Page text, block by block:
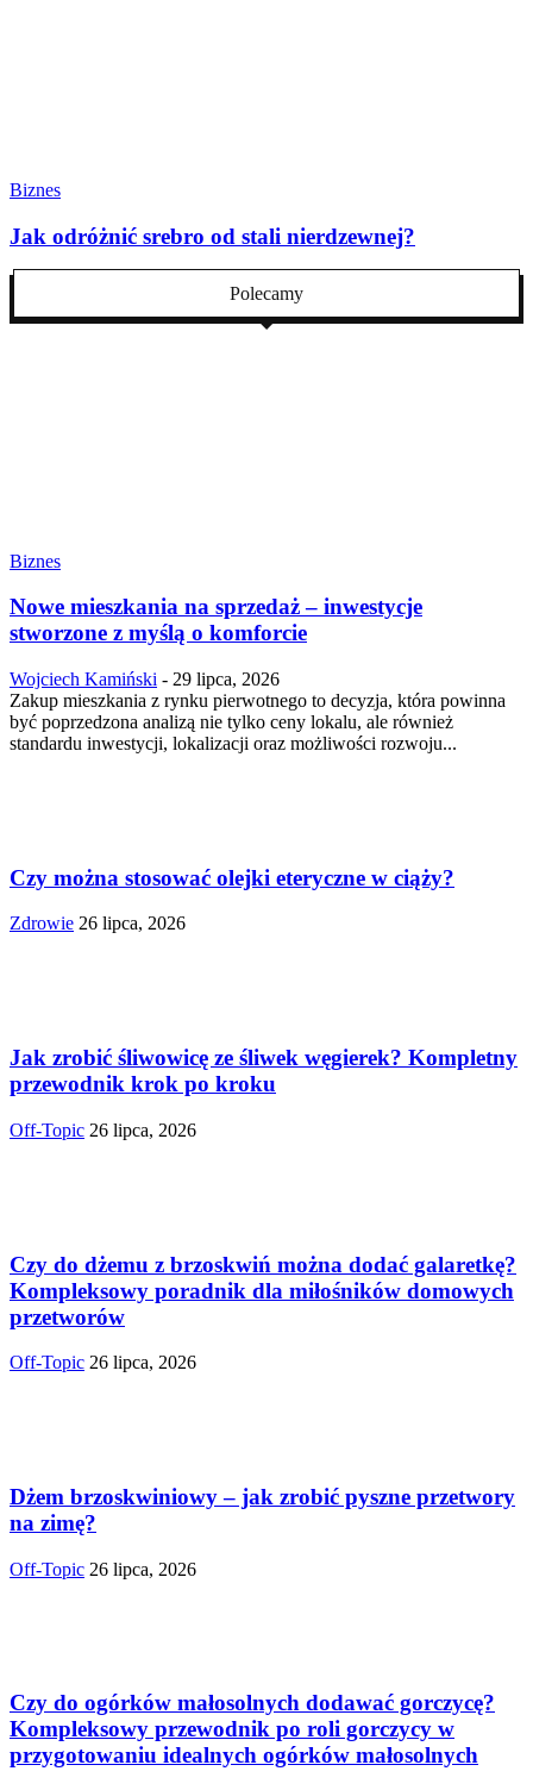
Biznes
Jak odróżnić srebro od stali nierdzewnej?
Polecamy
Biznes
Nowe mieszkania na sprzedaż – inwestycje
stworzone z myślą o komforcie
Wojciech Kamiński - 29 lipca, 2026
Zakup mieszkania z rynku pierwotnego to decyzja, która powinna
być poprzedzona analizą nie tylko ceny lokalu, ale również
standardu inwestycji, lokalizacji oraz możliwości rozwoju...
Czy można stosować olejki eteryczne w ciąży?
Zdrowie 26 lipca, 2026
Jak zrobić śliwowicę ze śliwek węgierek? Kompletny
przewodnik krok po kroku
Off-Topic 26 lipca, 2026
Czy do dżemu z brzoskwiń można dodać galaretkę?
Kompleksowy poradnik dla miłośników domowych
przetworów
Off-Topic 26 lipca, 2026
Dżem brzoskwiniowy – jak zrobić pyszne przetwory
na zimę?
Off-Topic 26 lipca, 2026
Czy do ogórków małosolnych dodawać gorczycę?
Kompleksowy przewodnik po roli gorczycy w
przygotowaniu idealnych ogórków małosolnych